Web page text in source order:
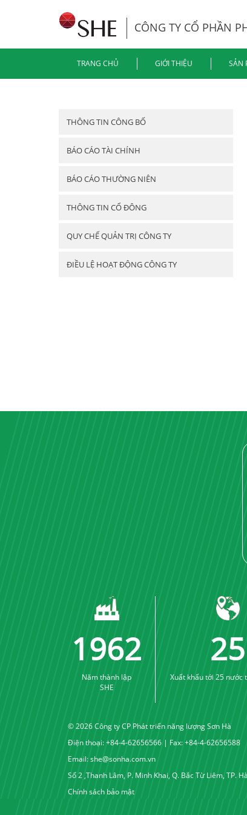
CÔNG TY CỔ PHẦN
TRANG CHỦ GIỚI THIỆU SẢN
THÔNG TIN CÔNG BỐ
BÁO CÁO TÀI CHÍNH
BÁO CÁO THƯỜNG NIÊN
THÔNG TIN CỔ ĐÔNG
QUY CHẾ QUẢN TRỊ CÔNG TY
ĐIỀU LỆ HOẠT ĐỘNG CÔNG TY
2005
Năm thành lập
SHE
25
Xuất khẩu tới 25 nước
© 2026 Công ty CP Phát triển năng lượng Sơn Hà
Điện thoại: +84-4-62656566 | Fax: +84-4-62656588
Email:she@sonha.com.vn
Số 2 ,Thanh Lâm, P. Minh Khai, Q. Bắc Từ Liêm, TP.
Chính sách bảo mật